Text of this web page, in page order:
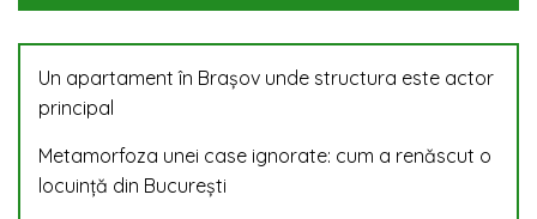
Un apartament în Brașov unde structura este actor
principal
Metamorfoza unei case ignorate: cum a renăscut o
locuință din București